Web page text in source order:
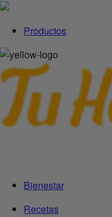
Productos
Bienestar
Recetas